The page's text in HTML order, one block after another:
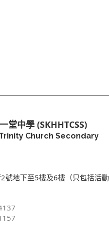
堂中學 (SKHHTCSS)
Church Secondary
號地下至5樓及6樓（只包括活動